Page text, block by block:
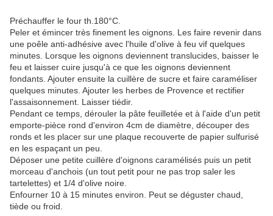
Préchauffer le four th.180°C.
Peler et émincer très finement les oignons. Les faire revenir dans
une poêle anti-adhésive avec l'huile d'olive à feu vif quelques
minutes. Lorsque les oignons deviennent translucides, baisser le
feu et laisser cuire jusqu'à ce que les oignons deviennent
fondants. Ajouter ensuite la cuillère de sucre et faire caraméliser
quelques minutes. Ajouter les herbes de Provence et rectifier
l'assaisonnement. Laisser tiédir.
Pendant ce temps, dérouler la pâte feuilletée et à l'aide d'un petit
emporte-pièce rond d'environ 4cm de diamètre, découper des
ronds et les placer sur une plaque recouverte de papier sulfurisé
en les espaçant un peu.
Déposer une petite cuillère d'oignons caramélisés puis un petit
morceau d'anchois (un tout petit pour ne pas trop saler les
tartelettes) et 1/4 d'olive noire.
Enfourner 10 à 15 minutes environ. Peut se déguster chaud,
tiède ou froid.